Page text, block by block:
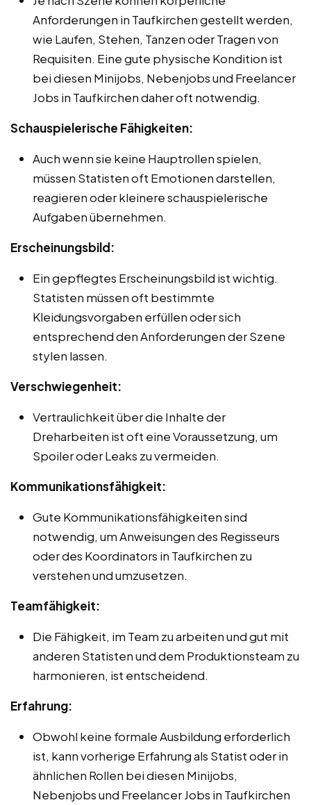
Anforderungen in Taufkirchen gestellt werden,
wie Laufen, Stehen, Tanzen oder Tragen von
Requisiten. Eine gute physische Kondition ist
bei diesen Minijobs, Nebenjobs und Freelancer
Jobs in Taufkirchen daher oft notwendig.
Schauspielerische Fähigkeiten:
Auch wenn sie keine Hauptrollen spielen,
müssen Statisten oft Emotionen darstellen,
reagieren oder kleinere schauspielerische
Aufgaben übernehmen.
Erscheinungsbild:
Ein gepflegtes Erscheinungsbild ist wichtig.
Statisten müssen oft bestimmte
Kleidungsvorgaben erfüllen oder sich
entsprechend den Anforderungen der Szene
stylen lassen.
Verschwiegenheit:
Vertraulichkeit über die Inhalte der
Dreharbeiten ist oft eine Voraussetzung, um
Spoiler oder Leaks zu vermeiden.
Kommunikationsfähigkeit:
Gute Kommunikationsfähigkeiten sind
notwendig, um Anweisungen des Regisseurs
oder des Koordinators in Taufkirchen zu
verstehen und umzusetzen.
Teamfähigkeit:
Die Fähigkeit, im Team zu arbeiten und gut mit
anderen Statisten und dem Produktionsteam zu
harmonieren, ist entscheidend.
Erfahrung:
Obwohl keine formale Ausbildung erforderlich
ist, kann vorherige Erfahrung als Statist oder in
ähnlichen Rollen bei diesen Minijobs,
Nebenjobs und Freelancer Jobs in Taufkirchen